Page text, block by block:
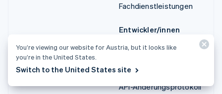
Fachdienstleistungen
Entwickler/innen
Dokumentation
API-Status
API-Änderungsprotokoll
You’re viewing our website for Austria, but it looks like
you’re in the United States.
Switch to the United States site